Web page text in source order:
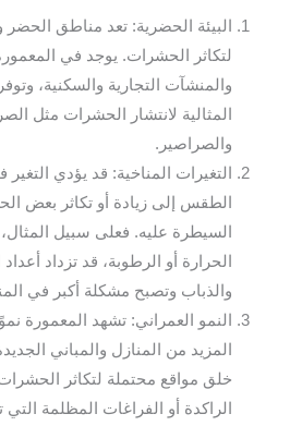
البيئة الحضرية: تعد مناطق الحضر
لتكاثر الحشرات. يوجد في
والمنشآت التجارية والسكنية،
المثالية لانتشار الحشرات مثل
والصراصير.
التغيرات المناخية: قد يؤدي
الطقس إلى زيادة أو تكاثر بعض
السيطرة عليه. فعلى سبيل
الحرارة أو الرطوبة، قد تزداد
والذباب وتصبح مشكلة أكبر في
النمو العمراني: تشهد المعمورة
المزيد من المنازل والمباني
خلق مواقع محتملة لتكاثر
الراكدة أو الفراغات المظلمة